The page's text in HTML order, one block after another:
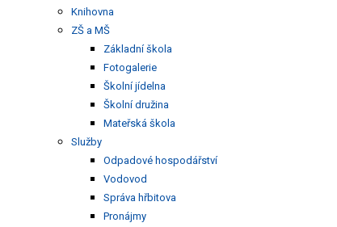
Knihovna
ZŠ a MŠ
Základní škola
Fotogalerie
Školní jídelna
Školní družina
Mateřská škola
Služby
Odpadové hospodářství
Vodovod
Správa hřbitova
Pronájmy